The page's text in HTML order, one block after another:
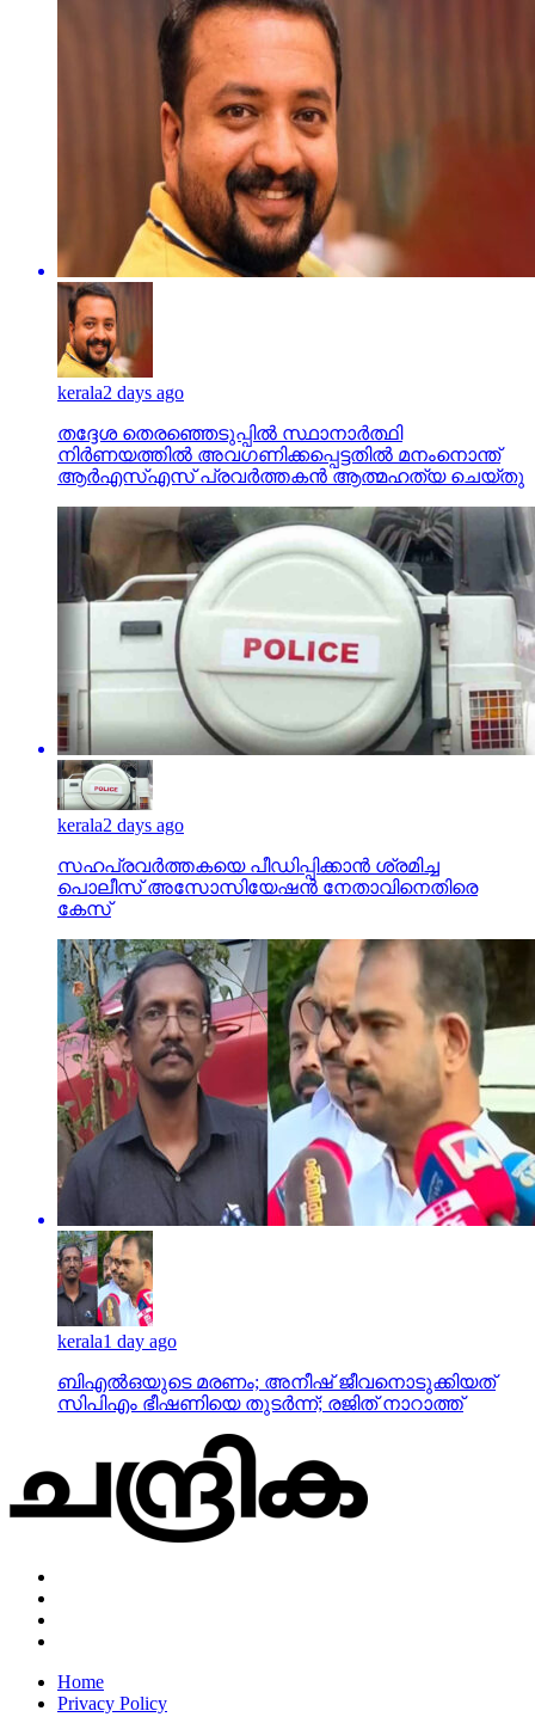
kerala2 days ago
തദ്ദേശ തെരഞ്ഞെടുപ്പില്‍ സ്ഥാനാര്‍ത്ഥി
നിര്‍ണയത്തില്‍ അവഗണിക്കപ്പെട്ടതില്‍ മനംനൊന്ത്
ആര്‍എസ്എസ് പ്രവര്‍ത്തകന്‍ ആത്മഹത്യ ചെയ്തു
kerala2 days ago
സഹപ്രവര്‍ത്തകയെ പീഡിപ്പിക്കാന്‍ ശ്രമിച്ച
പൊലീസ് അസോസിയേഷന്‍ നേതാവിനെതിരെ
കേസ്
kerala1 day ago
ബിഎല്‍ഒയുടെ മരണം; അനീഷ് ജീവനൊടുക്കിയത്
സിപിഎം ഭീഷണിയെ തുടര്‍ന്ന്; രജിത് നാറാത്ത്
Home
Privacy Policy